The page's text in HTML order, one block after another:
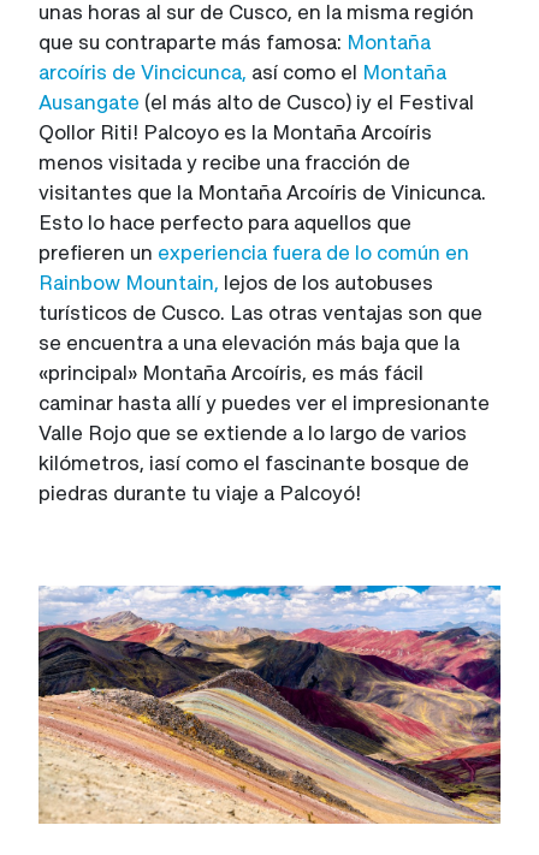
unas horas al sur de Cusco, en la misma región
que su contraparte más famosa: Montaña
arcoíris de Vincicunca, así como el Montaña
Ausangate (el más alto de Cusco) ¡y el Festival
Qollor Riti! Palcoyo es la Montaña Arcoíris
menos visitada y recibe una fracción de
visitantes que la Montaña Arcoíris de Vinicunca.
Esto lo hace perfecto para aquellos que
prefieren un experiencia fuera de lo común en
Rainbow Mountain, lejos de los autobuses
turísticos de Cusco. Las otras ventajas son que
se encuentra a una elevación más baja que la
«principal» Montaña Arcoíris, es más fácil
caminar hasta allí y puedes ver el impresionante
Valle Rojo que se extiende a lo largo de varios
kilómetros, ¡así como el fascinante bosque de
piedras durante tu viaje a Palcoyó!